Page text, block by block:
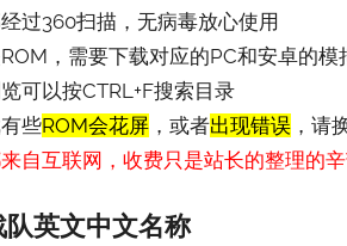
过360扫描，无病毒放心使用
，需要下载对应的PC和安卓的模
可以按CTRL+F搜索目录
些ROM会花屏 ，或者出现错误 ，请
自互联网，收费只是站长的整理的
队英文中文名称